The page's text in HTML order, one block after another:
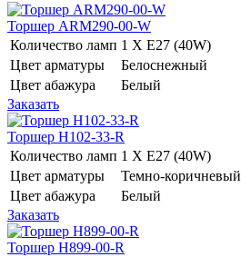
Торшер ARM290-00-W
Количество ламп 1 Х E27 (40W)
Цвет арматуры
Белоснежный
Цвет абажура
Белый
Заказать
Торшер H102-33-R
Количество ламп 1 Х E27 (40W)
Цвет арматуры
Темно-коричневый
Цвет абажура
Белый
Заказать
Торшер H899-00-R